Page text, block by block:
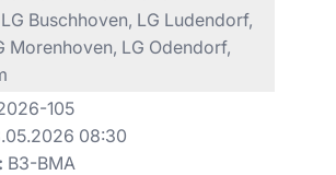
LG Buschhoven, LG Ludendorf,
Morenhoven, LG Odendorf,
105
08:30
B3-BMA